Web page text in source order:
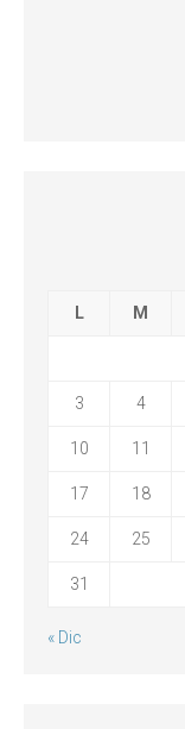
L M
3 4
10 11
17 18
24 25
31
« Dic